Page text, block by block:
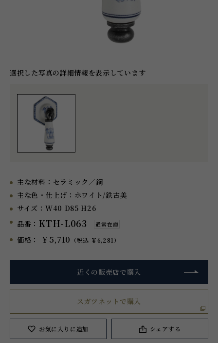
選択した写真の詳細情報を表示しています
主な材料： セラミック／鋼
主な色・仕上げ： ホワイト/鉄古美
サイズ： W40 D85 H26
品番： KTH-L063 通常在庫
価格： ￥5,710 （税込 ￥6,281）
近くの販売店で購入
スガツネットで購入
お気に入り に追加 シェアする